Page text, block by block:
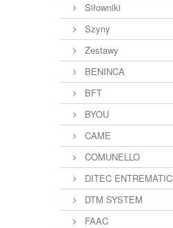
Siłowniki
Szyny
Zestawy
BENINCA
BFT
BYOU
CAME
COMUNELLO
DITEC ENTREMATIC
DTM SYSTEM
FAAC